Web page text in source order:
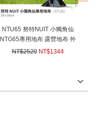
NTU65 努特NUIT 小獨角仙
NTG65專用地布 露營地布 外
地墊 野餐地墊 外墊 防潮外地
NT$2520 NT$1344